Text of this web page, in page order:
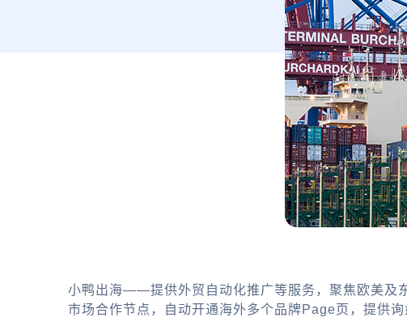
小鸭出海——提供外贸自动化推广等服务，聚焦欧美及
市场合作节点，自动开通海外多个品牌Page页，提供